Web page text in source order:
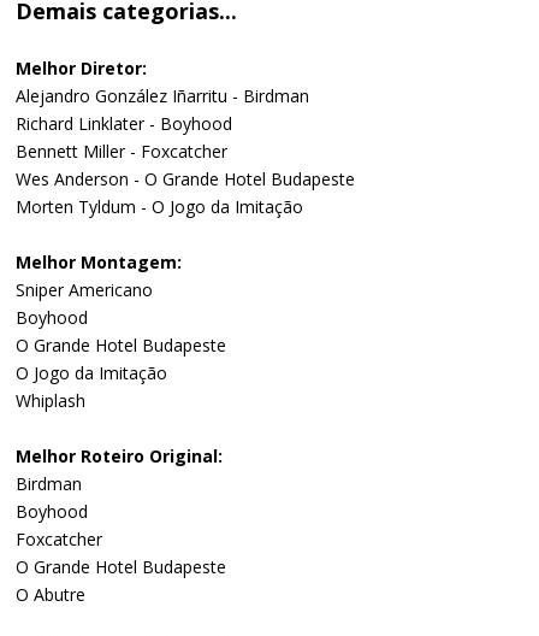
Demais categorias...
Melhor Diretor:
Alejandro González Iñarritu - Birdman
Richard Linklater - Boyhood
Bennett Miller - Foxcatcher
Wes Anderson - O Grande Hotel Budapeste
Morten Tyldum - O Jogo da Imitação
Melhor Montagem:
Sniper Americano
Boyhood
O Grande Hotel Budapeste
O Jogo da Imitação
Whiplash
Melhor Roteiro Original:
Birdman
Boyhood
Foxcatcher
O Grande Hotel Budapeste
O Abutre